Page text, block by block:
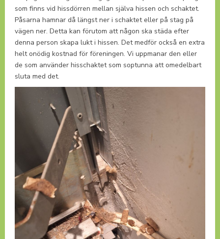
som finns vid hissdörren mellan själva hissen och schaktet.
Påsarna hamnar då längst ner i schaktet eller på stag på
vägen ner. Detta kan förutom att någon ska städa efter
denna person skapa lukt i hissen. Det medför också en extra
helt onödig kostnad för föreningen. Vi uppmanar den eller
de som använder hisschaktet som soptunna att omedelbart
sluta med det.